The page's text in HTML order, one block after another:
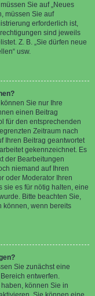
Sie auf „Neues
müssen Sie auf
erforderlich ist,
sind jeweils
Z. B. „Sie dürfen neue
usw.
Sie nur Ihre
einen Beitrag
für den entsprechenden
Zeitraum nach
Ihren Beitrag geantwortet
gekennzeichnet. Es
der Bearbeitungen
niemand auf Ihren
oder Moderator Ihren
sie es für nötig halten, eine
Bitte beachten Sie,
können, wenn bereits
Sie zunächst eine
entwerfen.
können Sie in